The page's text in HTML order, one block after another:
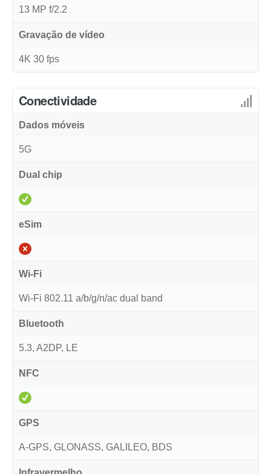
13 MP f/2.2
Gravação de vídeo
4K 30 fps
Conectividade
Dados móveis
5G
Dual chip
eSim
Wi-Fi
Wi-Fi 802.11 a/b/g/n/ac dual band
Bluetooth
5.3, A2DP, LE
NFC
GPS
A-GPS, GLONASS, GALILEO, BDS